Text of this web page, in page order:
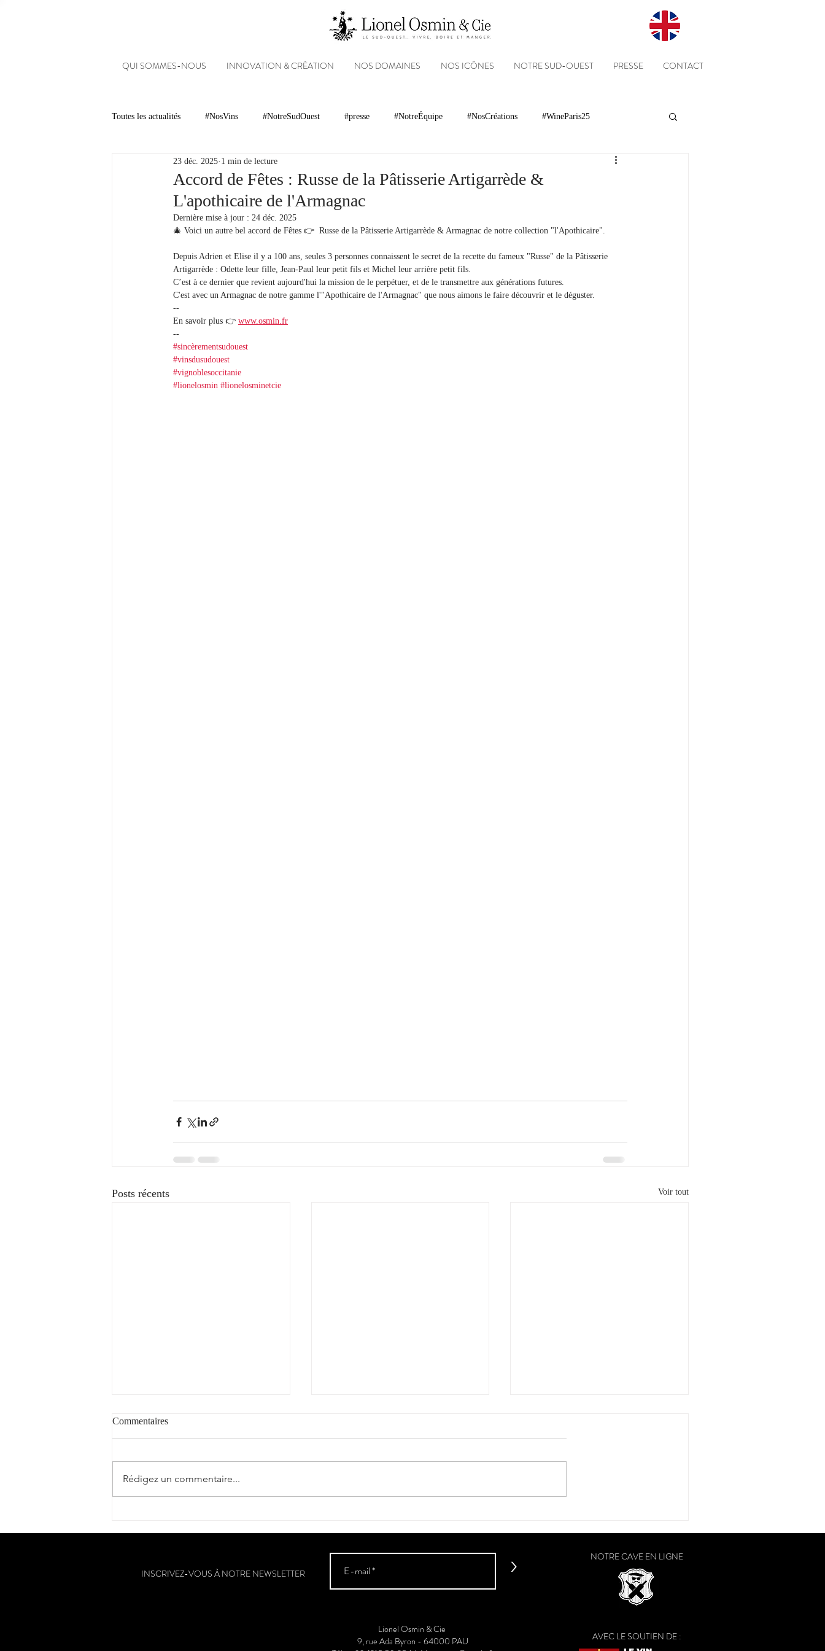
QUI SOMMES-NOUS INNOVATION & CRÉATION NOS DOMAINES NOS ICÔNES NOTRE SUD-OUEST PRESSE CONTACT
Toutes les actualités #NosVins #NotreSudOuest #presse #NotreÉquipe #NosCréations #WineParis25
Chambre d’Amour Vins Armagnacs Clients
Dégustations Evénements Réseaux sociaux
#NosDomaines
Accord de Fêtes : Russe de la Pâtisserie Artigarrède &
L'apothicaire de l'Armagnac
23 déc. 2025 1 min de lecture
Dernière mise à jour : 24 déc. 2025
🎄 Voici un autre bel accord de Fêtes 👉  Russe de la Pâtisserie Artigarrède & Armagnac de notre collection "l'Apothicaire".
Depuis Adrien et Elise il y a 100 ans, seules 3 personnes connaissent le secret de la recette du fameux "Russe" de la Pâtisserie
Artigarrède : Odette leur fille, Jean-Paul leur petit fils et Michel leur arrière petit fils.
C’est à ce dernier que revient aujourd'hui la mission de le perpétuer, et de le transmettre aux générations futures.
C'est avec un Armagnac de notre gamme l'"Apothicaire de l'Armagnac" que nous aimons le faire découvrir et le déguster.
--
En savoir plus 👉 www.osmin.fr
--
#sincèrementsudouest
#vinsdusudouest
#vignoblesoccitanie
#lionelosmin #lionelosminetcie
Posts récents Voir tout
"Cantèra"
Commentaires
Rédigez un commentaire...
INSCRIVEZ-VOUS À NOTRE NEWSLETTER >
Lionel Osmin & Cie
9, rue Ada Byron - 64000 PAU
NOTRE CAVE EN LIGNE
AVEC LE SOUTIEN DE :